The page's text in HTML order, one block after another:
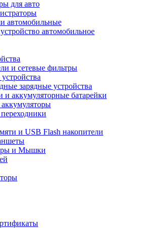
для авто
автомобильные
автомобильное
и сетевые фильтры
зарядные устройства
и аккумуляторные батарейки
и USB Flash накопители
и Мышки